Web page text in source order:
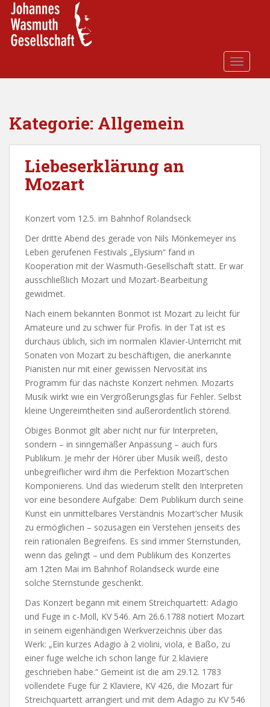
o
Kategorie: Allgemein
Liebeserklärung an
Mozart
Konzert vom 12.5. im Bahnhof Rolandseck
Der dritte Abend des gerade von Nils Mönkemeyer ins
Leben gerufenen Festivals „Elysium“ fand in
Kooperation mit der Wasmuth-Gesellschaft statt. Er war
ausschließlich Mozart und Mozart-Bearbeitung
gewidmet.
Nach einem bekannten Bonmot ist Mozart zu leicht für
Amateure und zu schwer für Profis. In der Tat ist es
durchaus üblich, sich im normalen Klavier-Unterricht mit
Sonaten von Mozart zu beschäftigen, die anerkannte
Pianisten nur mit einer gewissen Nervosität ins
Programm für das nächste Konzert nehmen. Mozarts
Musik wirkt wie ein Vergrößerungsglas für Fehler. Selbst
kleine Ungereimtheiten sind außerordentlich störend.
Obiges Bonmot gilt aber nicht nur für Interpreten,
sondern – in sinngemäßer Anpassung – auch fürs
Publikum. Je mehr der Hörer über Musik weiß, desto
unbegreiflicher wird ihm die Perfektion Mozart’schen
Komponierens. Und das wiederum stellt den Interpreten
vor eine besondere Aufgabe: Dem Publikum durch seine
Kunst ein unmittelbares Verständnis Mozart’scher Musik
zu ermöglichen – sozusagen ein Verstehen jenseits des
rein rationalen Begreifens. Es sind immer Sternstunden,
wenn das gelingt – und dem Publikum des Konzertes
am 12ten Mai im Bahnhof Rolandseck wurde eine
solche Sternstunde geschenkt.
Das Konzert begann mit einem Streichquartett: Adagio
und Fuge in c-Moll, KV 546. Am 26.6.1788 notiert Mozart
in seinem eigenhändigen Werkverzeichnis über das
Werk: „Ein kurzes Adagio à 2 violini, viola, e Baßo, zu
einer fuge welche ich schon lange für 2 klaviere
geschrieben habe.“ Gemeint ist die am 29.12. 1783
vollendete Fuge für 2 Klaviere, KV 426, die Mozart für
Streichquartett arrangiert und mit dem Adagio zu KV 546